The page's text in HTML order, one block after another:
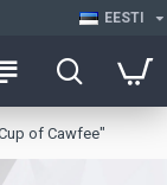
EESTI
of Cawfee"